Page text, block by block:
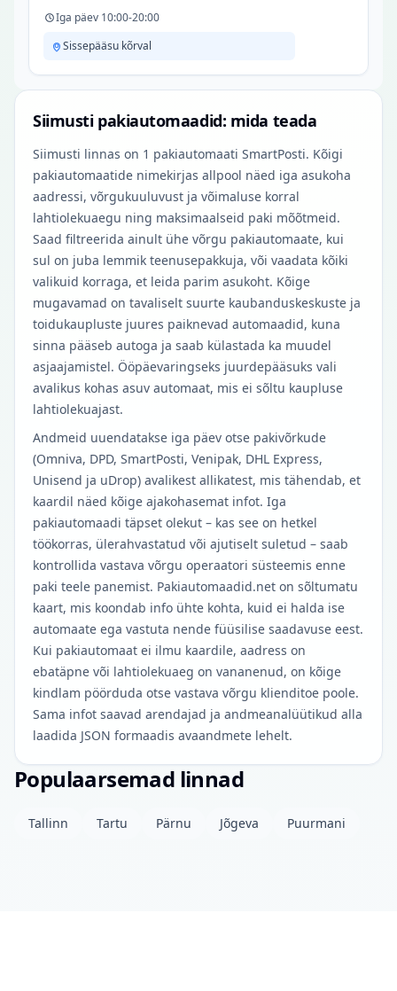
Iga päev 10:00-20:00
Sissepääsu kõrval
Siimusti pakiautomaadid: mida teada
Siimusti linnas on 1 pakiautomaati SmartPosti. Kõigi
pakiautomaatide nimekirjas allpool näed iga asukoha
aadressi, võrgukuuluvust ja võimaluse korral
lahtiolekuaegu ning maksimaalseid paki mõõtmeid.
Saad filtreerida ainult ühe võrgu pakiautomaate, kui
sul on juba lemmik teenusepakkuja, või vaadata kõiki
valikuid korraga, et leida parim asukoht. Kõige
mugavamad on tavaliselt suurte kaubanduskeskuste ja
toidukaupluste juures paiknevad automaadid, kuna
sinna pääseb autoga ja saab külastada ka muudel
asjaajamistel. Ööpäevaringseks juurdepääsuks vali
avalikus kohas asuv automaat, mis ei sõltu kaupluse
lahtiolekuajast.
Andmeid uuendatakse iga päev otse pakivõrkude
(Omniva, DPD, SmartPosti, Venipak, DHL Express,
Unisend ja uDrop) avalikest allikatest, mis tähendab, et
kaardil näed kõige ajakohasemat infot. Iga
pakiautomaadi täpset olekut – kas see on hetkel
töökorras, ülerahvastatud või ajutiselt suletud – saab
kontrollida vastava võrgu operaatori süsteemis enne
paki teele panemist. Pakiautomaadid.net on sõltumatu
kaart, mis koondab info ühte kohta, kuid ei halda ise
automaate ega vastuta nende füüsilise saadavuse eest.
Kui pakiautomaat ei ilmu kaardile, aadress on
ebatäpne või lahtiolekuaeg on vananenud, on kõige
kindlam pöörduda otse vastava võrgu klienditoe poole.
Sama infot saavad arendajad ja andmeanalüütikud alla
laadida JSON formaadis avaandmete lehelt.
Populaarsemad linnad
Tallinn Tartu Pärnu Jõgeva Puurmani